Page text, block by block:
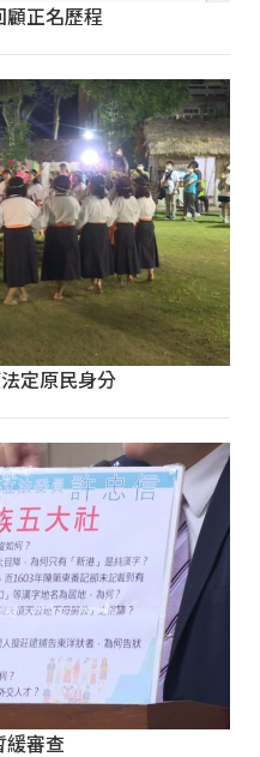
正名歷程
定原民身分
緩審查